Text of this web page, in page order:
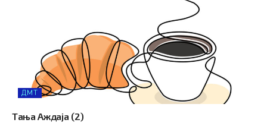
ДМТ
Тања Аждаја (2)